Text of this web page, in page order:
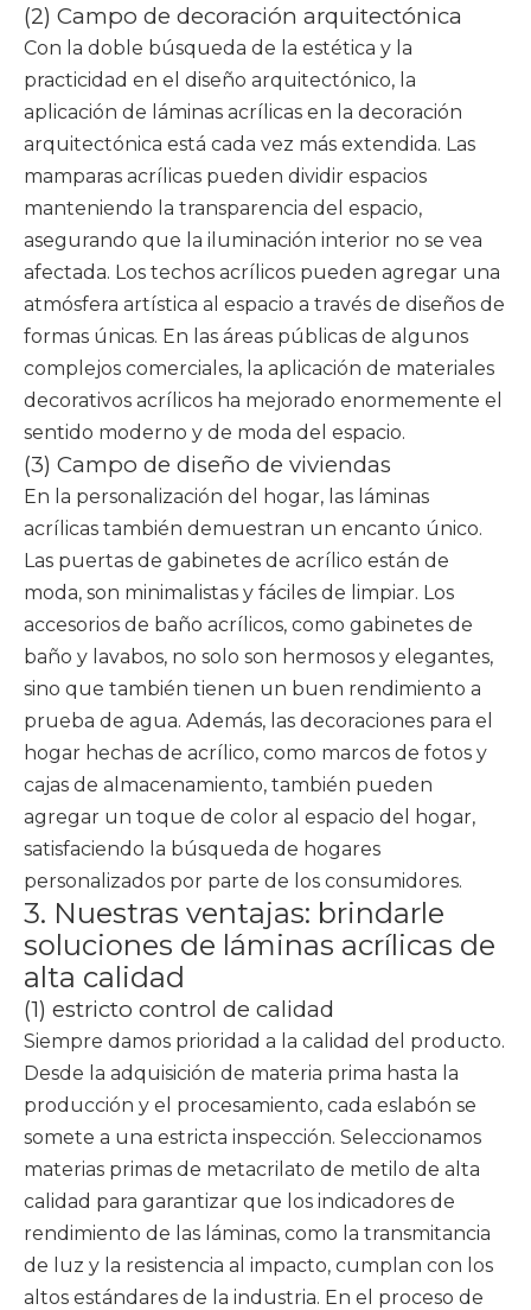
(2) Campo de decoración arquitectónica
Con la doble búsqueda de la estética y la
practicidad en el diseño arquitectónico, la
aplicación de láminas acrílicas en la decoración
arquitectónica está cada vez más extendida. Las
mamparas acrílicas pueden dividir espacios
manteniendo la transparencia del espacio,
asegurando que la iluminación interior no se vea
afectada. Los techos acrílicos pueden agregar una
atmósfera artística al espacio a través de diseños de
formas únicas. En las áreas públicas de algunos
complejos comerciales, la aplicación de materiales
decorativos acrílicos ha mejorado enormemente el
sentido moderno y de moda del espacio.
(3) Campo de diseño de viviendas
En la personalización del hogar, las láminas
acrílicas también demuestran un encanto único.
Las puertas de gabinetes de acrílico están de
moda, son minimalistas y fáciles de limpiar. Los
accesorios de baño acrílicos, como gabinetes de
baño y lavabos, no solo son hermosos y elegantes,
sino que también tienen un buen rendimiento a
prueba de agua. Además, las decoraciones para el
hogar hechas de acrílico, como marcos de fotos y
cajas de almacenamiento, también pueden
agregar un toque de color al espacio del hogar,
satisfaciendo la búsqueda de hogares
personalizados por parte de los consumidores.
3. Nuestras ventajas: brindarle
soluciones de láminas acrílicas de
alta calidad
(1) estricto control de calidad
Siempre damos prioridad a la calidad del producto.
Desde la adquisición de materia prima hasta la
producción y el procesamiento, cada eslabón se
somete a una estricta inspección. Seleccionamos
materias primas de metacrilato de metilo de alta
calidad para garantizar que los indicadores de
rendimiento de las láminas, como la transmitancia
de luz y la resistencia al impacto, cumplan con los
altos estándares de la industria. En el proceso de